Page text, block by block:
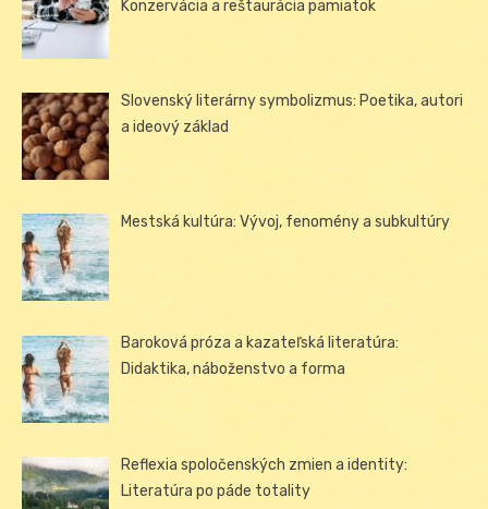
Konzervácia a reštaurácia pamiatok
Slovenský literárny symbolizmus: Poetika, autori
a ideový základ
Mestská kultúra: Vývoj, fenomény a subkultúry
Baroková próza a kazateľská literatúra:
Didaktika, náboženstvo a forma
Reflexia spoločenských zmien a identity:
Literatúra po páde totality